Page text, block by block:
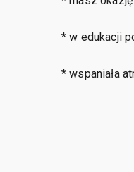
* w edukacji
* wspaniała